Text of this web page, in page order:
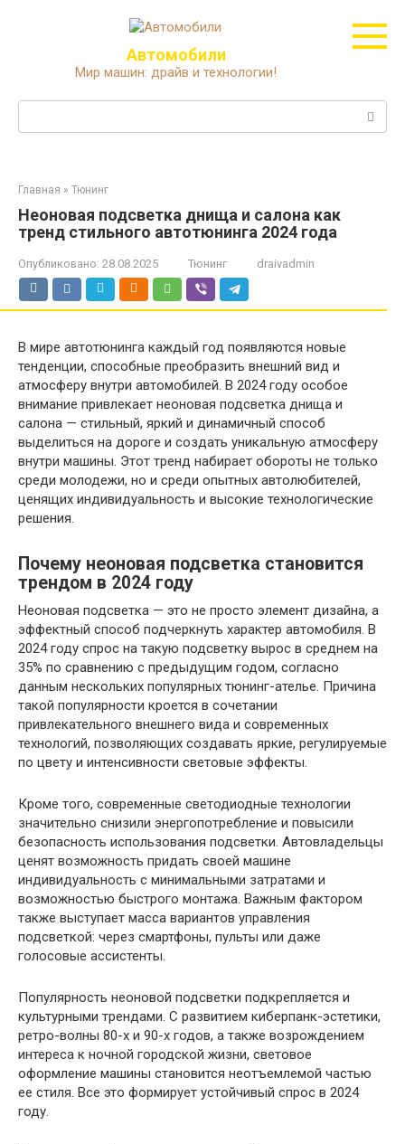
Автомобили
Мир машин: драйв и технологии!
Главная » Тюнинг
Неоновая подсветка днища и салона как
тренд стильного автотюнинга 2024 года
Опубликовано: 28.08.2025 Тюнинг draivadmin
В мире автотюнинга каждый год появляются новые
тенденции, способные преобразить внешний вид и
атмосферу внутри автомобилей. В 2024 году особое
внимание привлекает неоновая подсветка днища и
салона — стильный, яркий и динамичный способ
выделиться на дороге и создать уникальную атмосферу
внутри машины. Этот тренд набирает обороты не только
среди молодежи, но и среди опытных автолюбителей,
ценящих индивидуальность и высокие технологические
решения.
Почему неоновая подсветка становится
трендом в 2024 году
Неоновая подсветка — это не просто элемент дизайна, а
эффектный способ подчеркнуть характер автомобиля. В
2024 году спрос на такую подсветку вырос в среднем на
35% по сравнению с предыдущим годом, согласно
данным нескольких популярных тюнинг-ателье. Причина
такой популярности кроется в сочетании
привлекательного внешнего вида и современных
технологий, позволяющих создавать яркие, регулируемые
по цвету и интенсивности световые эффекты.
Кроме того, современные светодиодные технологии
значительно снизили энергопотребление и повысили
безопасность использования подсветки. Автовладельцы
ценят возможность придать своей машине
индивидуальность с минимальными затратами и
возможностью быстрого монтажа. Важным фактором
также выступает масса вариантов управления
подсветкой: через смартфоны, пульты или даже
голосовые ассистенты.
Популярность неоновой подсветки подкрепляется и
культурными трендами. С развитием киберпанк-эстетики,
ретро-волны 80-х и 90-х годов, а также возрождением
интереса к ночной городской жизни, световое
оформление машины становится неотъемлемой частью
ее стиля. Все это формирует устойчивый спрос в 2024
году.